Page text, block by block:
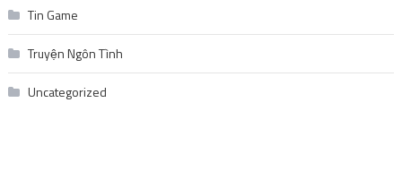
Tin Game
Truyện Ngôn Tình
Uncategorized